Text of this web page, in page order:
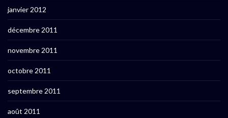
janvier 2012
décembre 2011
novembre 2011
octobre 2011
septembre 2011
août 2011